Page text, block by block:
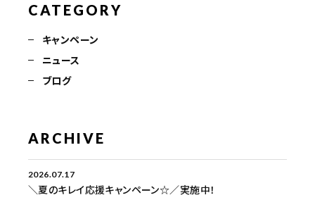
CATEGORY
キャンペーン
ニュース
ブログ
ARCHIVE
2026.07.17
＼夏のキレイ応援キャンペーン☆／実施中！